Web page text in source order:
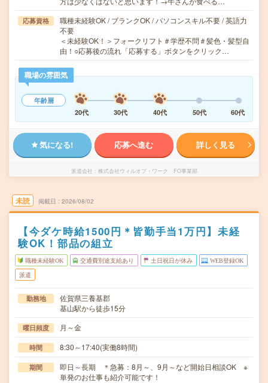
応募資格
職種未経験OK / ブランクOK / パソコンスキル不要 / 英語力
不要
＜未経験OK！＞フォークリフト＃学歴不問＃髪色・髪型自
由！○応募後の流れ「応募する」ボタンをクリック…
職場の雰囲気
年齢層
20代
30代 40代 50代 60代
気になる! 応募へ進む 詳しく見る
派遣会社 株式会社ウィルオブ・ワーク FO事業部
未読 掲載日 2026/08/02
【今ダケ時給1500円＊皆勤手当1万円】未経
験OK！部品の組立
職種未経験OK 交通費別途支給あり 土日祝日が休み WEB登録OK
派遣
勤務地
佐賀県三養基郡
基山駅から徒歩15分
曜日頻度 月～金
時間 8:30～17:40(実働8時間)
期間
即日～長期 ＊急募：8月～、9月～など開始日相談OK ※
単発のお仕事も紹介可能です！